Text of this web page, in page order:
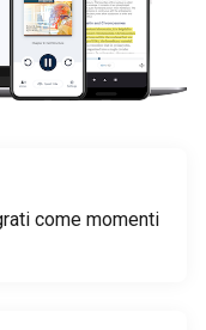
come momenti